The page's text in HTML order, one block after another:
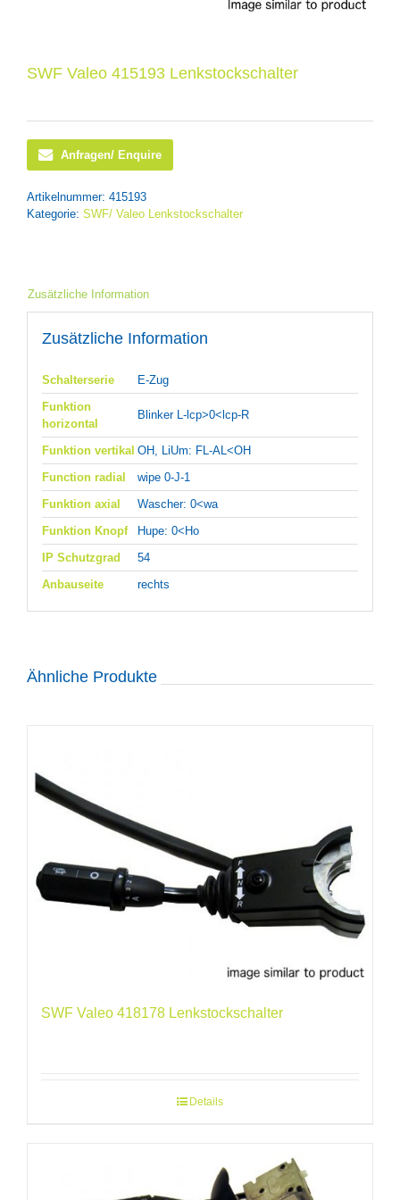
SWF Valeo 415193 Lenkstockschalter
Anfragen/ Enquire
Artikelnummer: 415193
Kategorie: SWF/ Valeo Lenkstockschalter
Zusätzliche Information
Zusätzliche Information
Schalterserie
E-Zug
Funktion
horizontal
Blinker L-lcp>0<lcp-R
Funktion vertikal OH, LiUm: FL-AL<OH
Function radial
wipe 0-J-1
Funktion axial
Wascher: 0<wa
Funktion Knopf
Hupe: 0<Ho
IP Schutzgrad
54
Anbauseite
rechts
Ähnliche Produkte
SWF Valeo 418178 Lenkstockschalter
Details